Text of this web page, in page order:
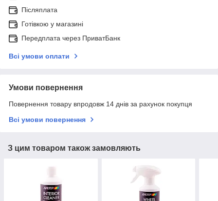
Післяплата
Готівкою у магазині
Передплата через ПриватБанк
Всі умови оплати
Умови повернення
Повернення товару впродовж 14 днів за рахунок покупця
Всі умови повернення
З цим товаром також замовляють